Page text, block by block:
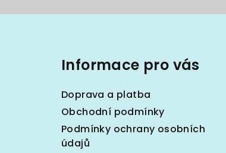
Informace pro vás
Doprava a platba
Obchodní podmínky
Podmínky ochrany osobních
údajů